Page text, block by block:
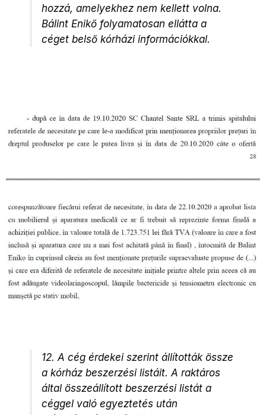
hozzá, amelyekhez nem kellett volna.
Bálint Enikő folyamatosan ellátta a
céget belső kórházi információkkal.
12. A cég érdekei szerint állították össze
a kórház beszerzési listáit. A raktáros
által összeállított beszerzési listát a
céggel való egyeztetés után